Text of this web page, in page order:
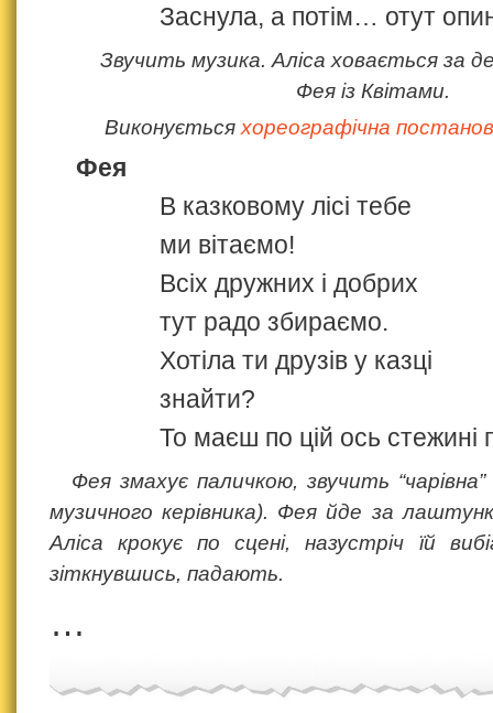
Заснула, а потім… отут
Звучить музика. Аліса ховається за
Фея із Квітами.
Виконуєтьсяхореографічна
Фея
В казковому лісі тебе
ми вітаємо!
Всіх дружних і добрих
тут радо збираємо.
Хотіла ти друзів у казці
знайти?
То маєш по цій ось стежині
Фея змахує паличкою, звучить
музичного керівника). Фея йде за
Аліса крокує по сцені, назустріч їй
зіткнувшись, падають.
…